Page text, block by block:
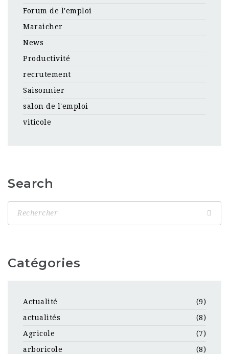
Forum de l'emploi
Maraicher
News
Productivité
recrutement
Saisonnier
salon de l'emploi
viticole
Search
Catégories
Actualité
(9)
actualités
(8)
Agricole
(7)
arboricole
(8)